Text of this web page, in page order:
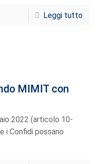
Leggi tutto
MIMIT con
2022 (articolo 10-
i Confidi possano